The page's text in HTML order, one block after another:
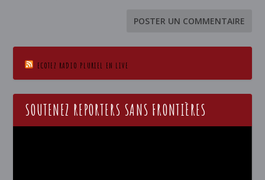
ECOTEZ RADIO PLURIEL EN LIVE
SOUTENEZ REPORTERS SANS FRONTIÈRES